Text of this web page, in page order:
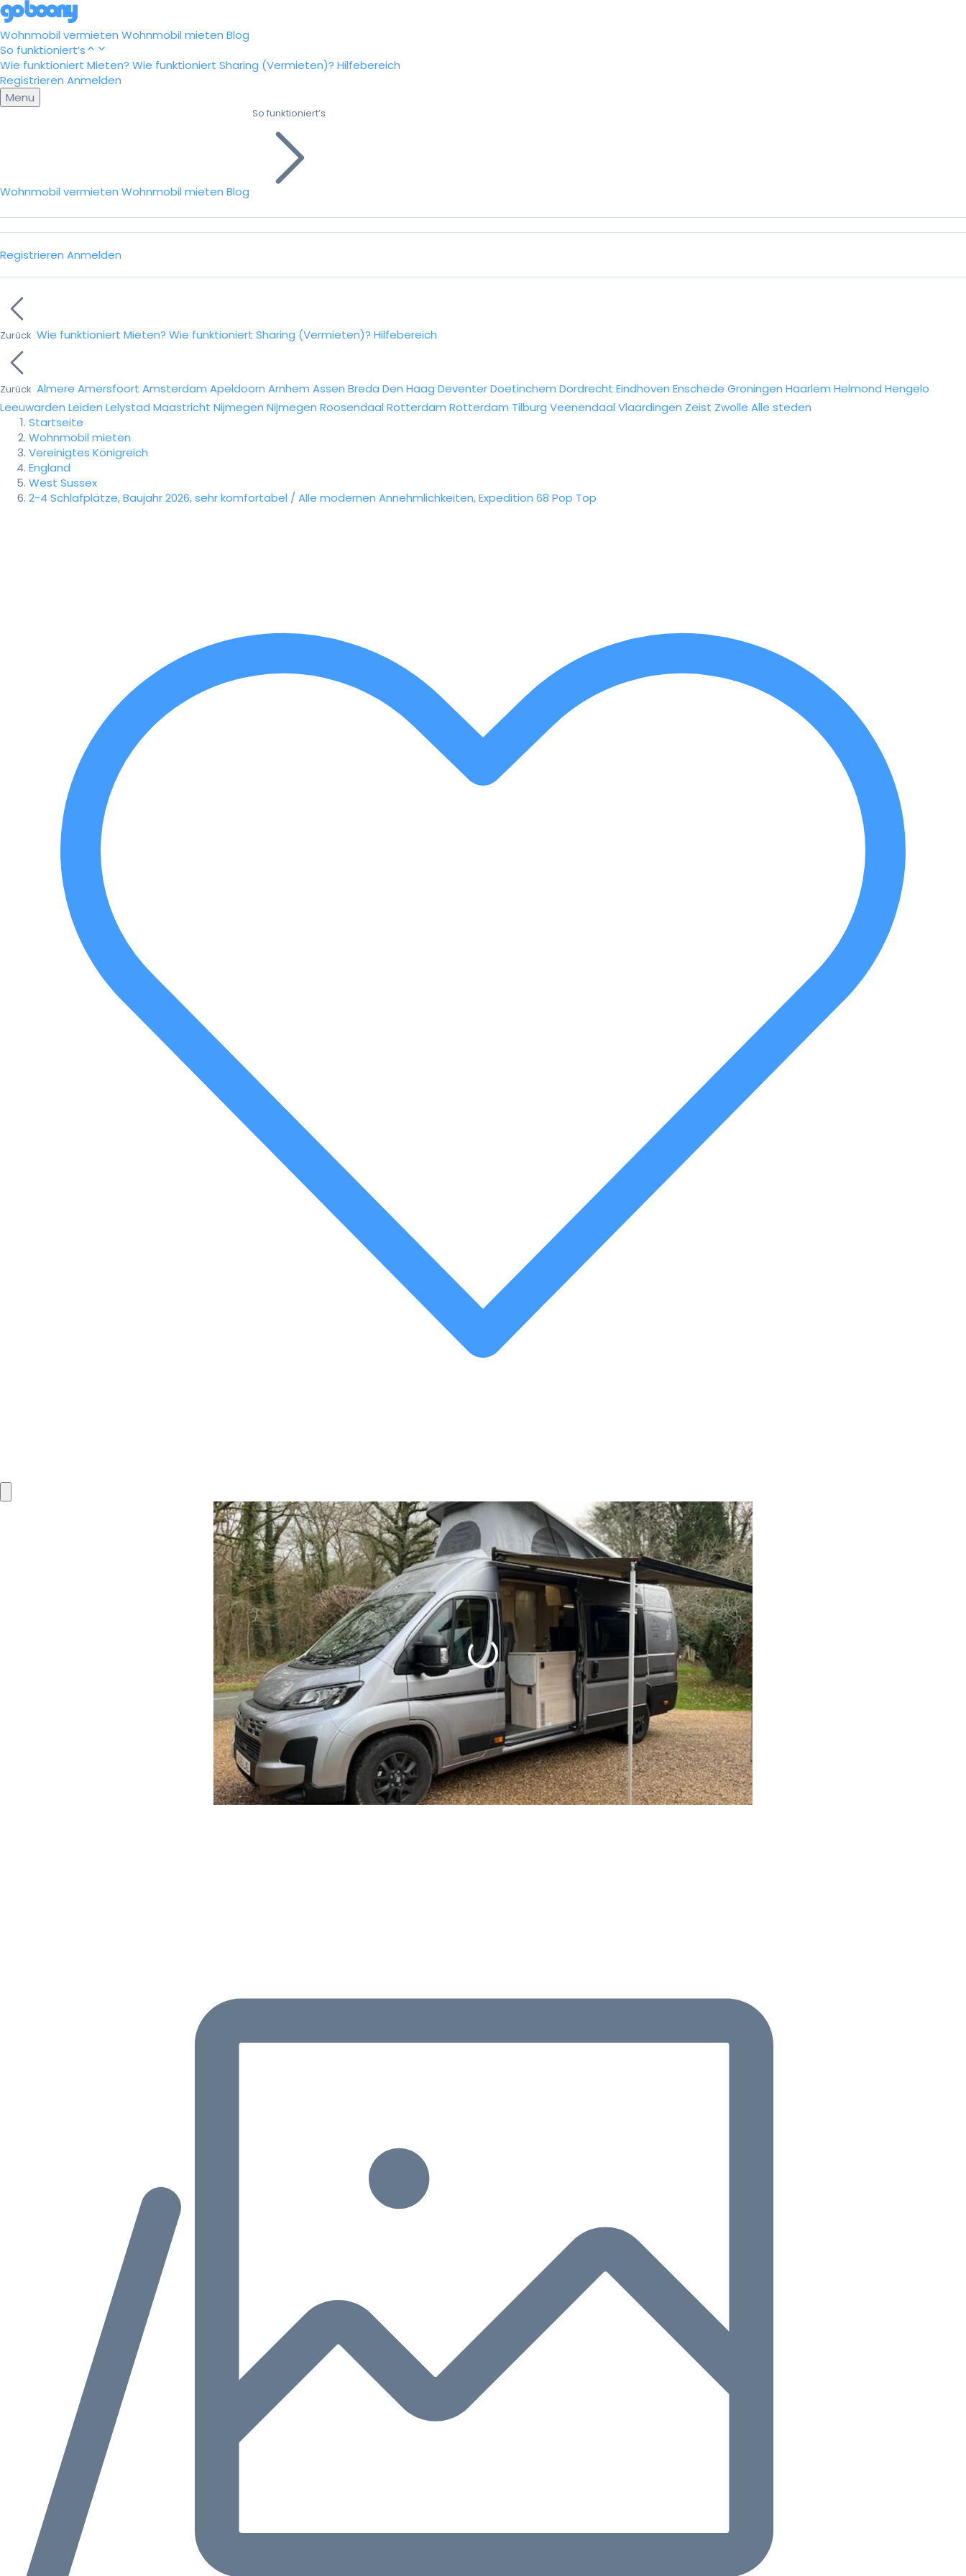
Wohnmobil vermieten Wohnmobil mieten Blog
So funktioniert’s
Wie funktioniert Mieten? Wie funktioniert Sharing (Vermieten)? Hilfebereich
Registrieren Anmelden
Menu
Wohnmobil vermieten Wohnmobil mieten Blog
So funktioniert’s
Registrieren Anmelden
Zurück Wie funktioniert Mieten? Wie funktioniert Sharing (Vermieten)? Hilfebereich
Zurück Almere Amersfoort Amsterdam Apeldoorn Arnhem Assen Breda Den Haag DeventerDoetinchem Dordrecht Eindhoven Enschede Groningen Haarlem Helmond Hengelo
Leeuwarden Leiden Lelystad Maastricht Nijmegen Nijmegen Roosendaal Rotterdam Rotterdam Tilburg Veenendaal Vlaardingen Zeist Zwolle Alle steden
Startseite
Wohnmobil mieten
Vereinigtes Königreich
England
West Sussex
2-4 Schlafplätze, Baujahr 2026, sehr komfortabel / Alle modernen Annehmlichkeiten, Expedition 68 Pop Top